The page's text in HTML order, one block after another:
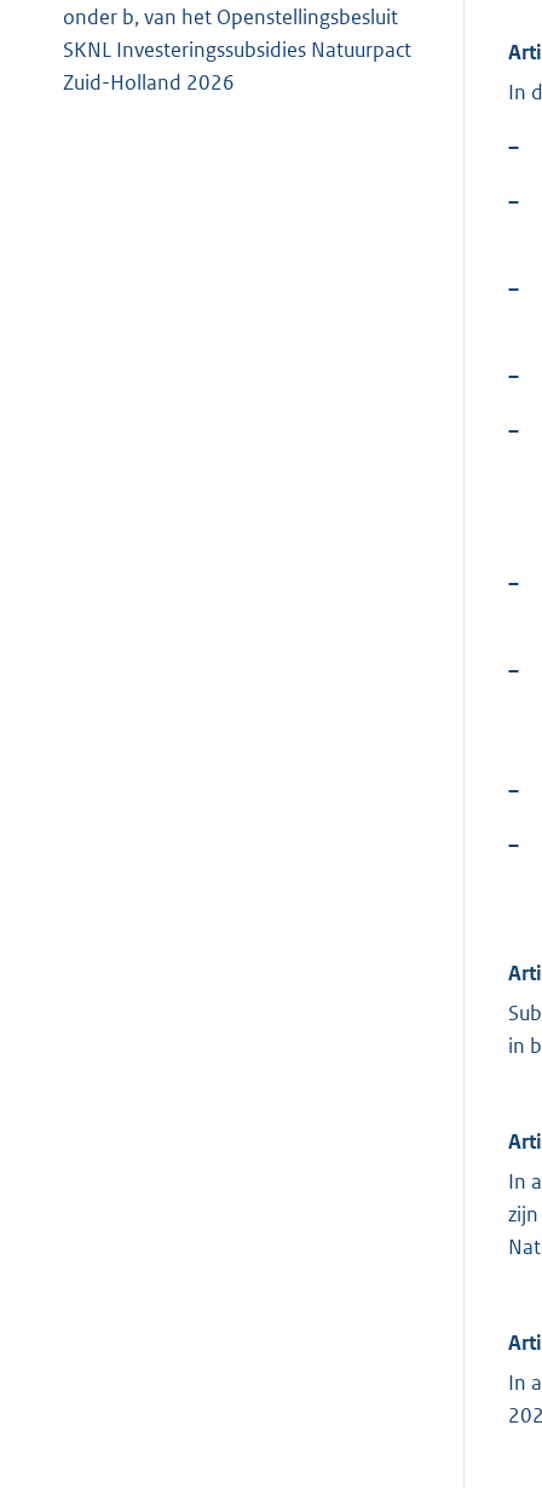
onder b, van het Openstellingsbesluit
SKNL Investeringssubsidies Natuurpact
Zuid-Holland 2026
In
–
–
–
–
–
–
–
–
–
in
In
In